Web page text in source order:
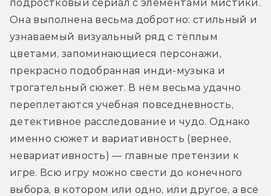
подростковый сериал с элементами мистики.
Она выполнена весьма добротно: стильный и
узнаваемый визуальный ряд с тёплым
цветами, запоминающиеся персонажи,
прекрасно подобранная инди-музыка и
трогательный сюжет. В нём весьма удачно
переплетаются учебная повседневность,
детективное расследование и чудо. Однако
именно сюжет и вариативность (вернее,
невариативность) — главные претензии к
игре. Всю игру можно свести до конечного
выбора, в котором или одно, или другое, а все